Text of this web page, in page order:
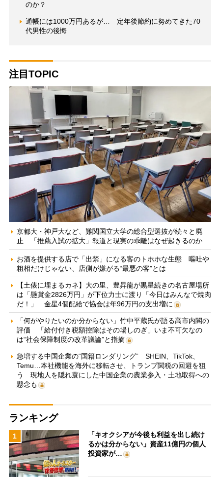
のか？
通帳には1000万円あるが… 定年後節約に努めてきた70
代男性の後悔
注目TOPIC
京都大・神戸大など、難関国立大学の総合型選抜が続々と廃
止 「推薦入試の拡大」報道と現実の乖離はなぜ起きるのか
お酒を提供する店で「出禁」になる客のトホホな生態 嘔吐や
粗相だけじゃない、店側が嫌がる“最悪の客”とは
【土俵に埋まるカネ】大の里、豊昇龍が黒星続きの名古屋場所
は「懸賞金2826万円」が下位力士に渡り「今日はみんなで焼肉
だ！」 金星4個配給で協会は年96万円の支出増に
「何がやりたいのか分からない」竹中平蔵氏が語る高市内閣の
評価 「給付付き税額控除はその場しのぎ」いま不可欠なの
は“社会保障制度の改革議論”と指摘
急増する中国企業の“国籍ロンダリング” SHEIN、TikTok、
Temu…本社機能を海外に移転させ、トランプ関税の回避を狙
う 現地人を隠れ蓑にした中国企業の農業参入・土地取得への
懸念も
ランキング
1
「キオクシアが今後も利益を出し続け
るかは分からない」資産11億円の個人
投資家が…